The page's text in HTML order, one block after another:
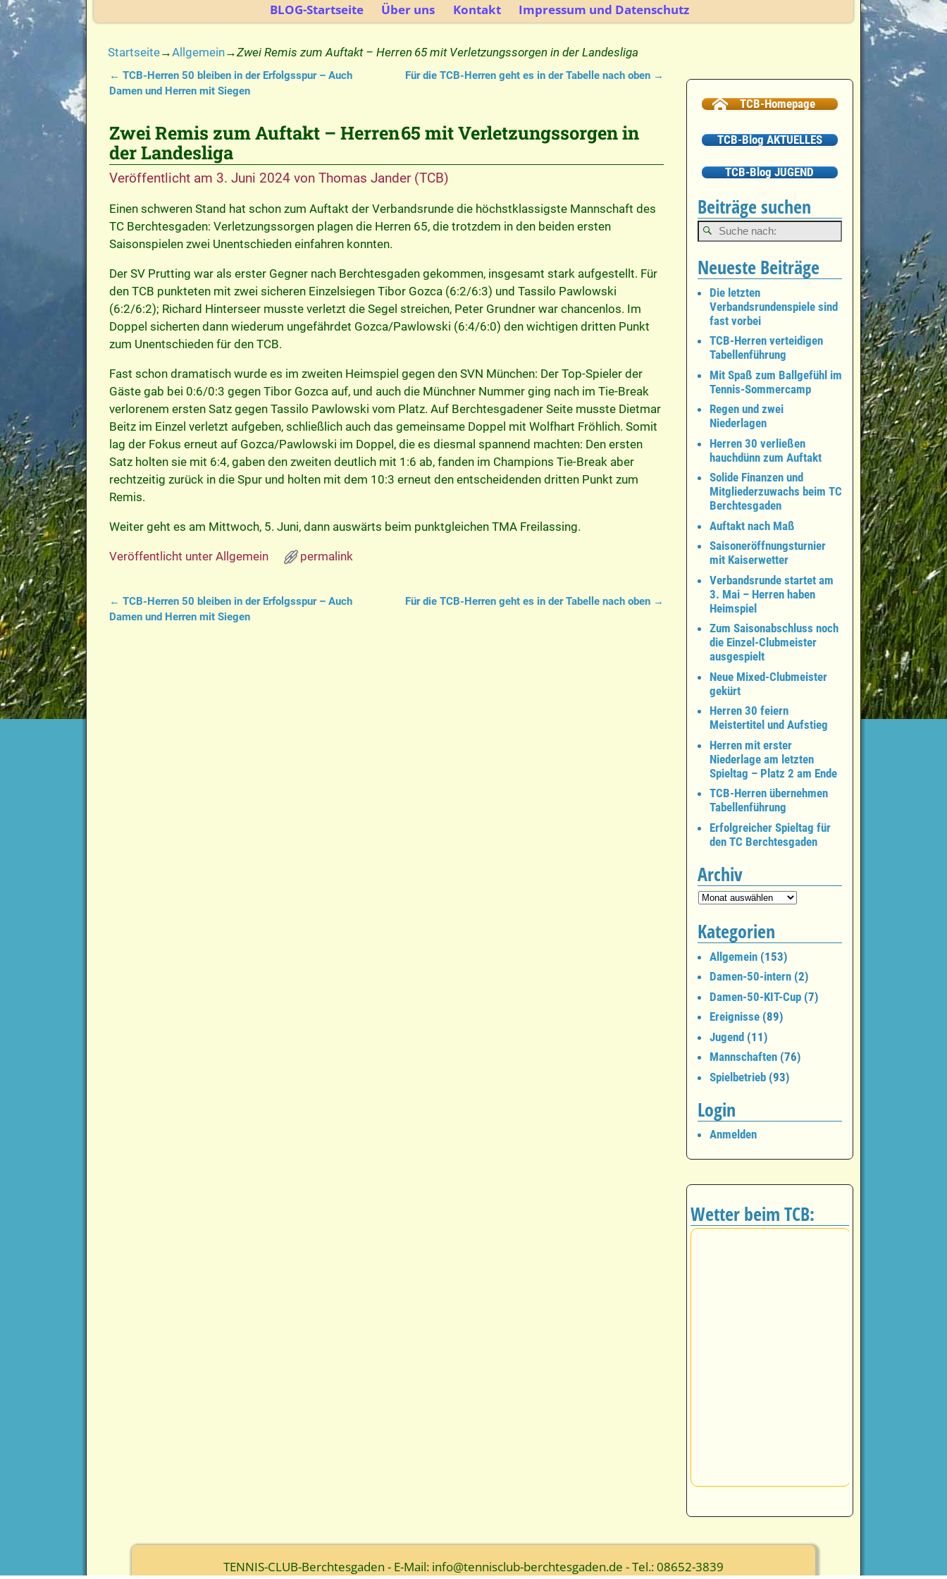
BLOG-Startseite Über uns Kontakt Impressum und Datenschutz
Startseite→Allgemein→Zwei Remis zum Auftakt – Herren 65 mit Verletzungssorgen in der Landesliga
Artikelnavigation
← TCB-Herren 50 bleiben in der Erfolgsspur – Auch
Damen und Herren mit Siegen
Für die TCB-Herren geht es in der Tabelle nach oben →
Zwei Remis zum Auftakt – Herren 65 mit Verletzungssorgen in
der Landesliga
Veröffentlicht am 3. Juni 2024 von Thomas Jander (TCB)
Einen schweren Stand hat schon zum Auftakt der Verbandsrunde die höchstklassigste Mannschaft des
TC Berchtesgaden: Verletzungssorgen plagen die Herren 65, die trotzdem in den beiden ersten
Saisonspielen zwei Unentschieden einfahren konnten.
Der SV Prutting war als erster Gegner nach Berchtesgaden gekommen, insgesamt stark aufgestellt. Für
den TCB punkteten mit zwei sicheren Einzelsiegen Tibor Gozca (6:2/6:3) und Tassilo Pawlowski
(6:2/6:2); Richard Hinterseer musste verletzt die Segel streichen, Peter Grundner war chancenlos. Im
Doppel sicherten dann wiederum ungefährdet Gozca/Pawlowski (6:4/6:0) den wichtigen dritten Punkt
zum Unentschieden für den TCB.
Fast schon dramatisch wurde es im zweiten Heimspiel gegen den SVN München: Der Top-Spieler der
Gäste gab bei 0:6/0:3 gegen Tibor Gozca auf, und auch die Münchner Nummer ging nach im Tie-Break
verlorenem ersten Satz gegen Tassilo Pawlowski vom Platz. Auf Berchtesgadener Seite musste Dietmar
Beitz im Einzel verletzt aufgeben, schließlich auch das gemeinsame Doppel mit Wolfhart Fröhlich. Somit
lag der Fokus erneut auf Gozca/Pawlowski im Doppel, die es diesmal spannend machten: Den ersten
Satz holten sie mit 6:4, gaben den zweiten deutlich mit 1:6 ab, fanden im Champions Tie-Break aber
rechtzeitig zurück in die Spur und holten mit dem 10:3 erneut den entscheidenden dritten Punkt zum
Remis.
Weiter geht es am Mittwoch, 5. Juni, dann auswärts beim punktgleichen TMA Freilassing.
Veröffentlicht unter Allgemein permalink
Artikelnavigation
← TCB-Herren 50 bleiben in der Erfolgsspur – Auch
Damen und Herren mit Siegen
Für die TCB-Herren geht es in der Tabelle nach oben →
TCB-Homepage
TCB-Blog AKTUELLES
TCB-Blog JUGEND
Beiträge suchen
Neueste Beiträge
Die letzten
Verbandsrundenspiele sind
fast vorbei
TCB-Herren verteidigen
Tabellenführung
Mit Spaß zum Ballgefühl im
Tennis-Sommercamp
Regen und zwei
Niederlagen
Herren 30 verließen
hauchdünn zum Auftakt
Solide Finanzen und
Mitgliederzuwachs beim TC
Berchtesgaden
Auftakt nach Maß
Saisoneröffnungsturnier
mit Kaiserwetter
Verbandsrunde startet am
3. Mai – Herren haben
Heimspiel
Zum Saisonabschluss noch
die Einzel-Clubmeister
ausgespielt
Neue Mixed-Clubmeister
gekürt
Herren 30 feiern
Meistertitel und Aufstieg
Herren mit erster
Niederlage am letzten
Spieltag – Platz 2 am Ende
TCB-Herren übernehmen
Tabellenführung
Erfolgreicher Spieltag für
den TC Berchtesgaden
Archiv
Kategorien
Allgemein(153)
Damen-50-intern(2)
Damen-50-KIT-Cup(7)
Ereignisse(89)
Jugend(11)
Mannschaften(76)
Spielbetrieb(93)
Login
Anmelden
Wetter beim TCB:
TENNIS-CLUB-Berchtesgaden - E-Mail: info@tennisclub-berchtesgaden.de - Tel.: 08652-3839